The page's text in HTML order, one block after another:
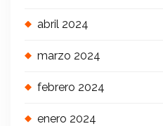
abril 2024
marzo 2024
febrero 2024
enero 2024